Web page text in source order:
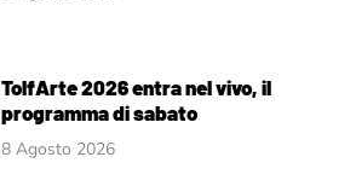
TolfArte 2026 entra nel vivo, il
programma di sabato
8 Agosto 2026